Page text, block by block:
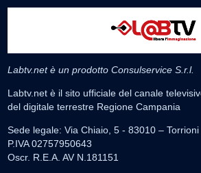
Labtv.net è un prodotto Consulservice S.r.l.
Labtv.net è il sito ufficiale del canale
del digitale terrestre Regione Campania
Sede legale: Via Chiaio, 5 - 83010 – Torrioni
P.IVA 02757950643
Oscr. R.E.A. AV N.181151